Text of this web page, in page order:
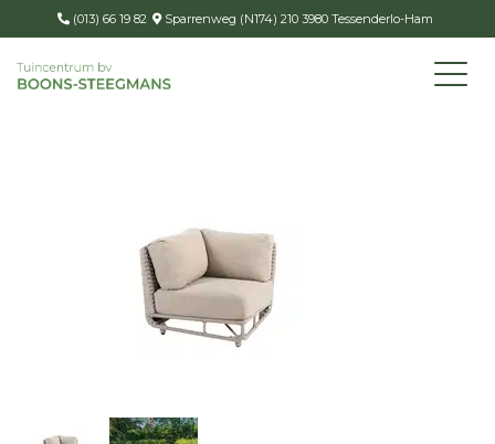
(013) 66 19 82 Sparrenweg (N174) 210 3980 Tessenderlo-Ham